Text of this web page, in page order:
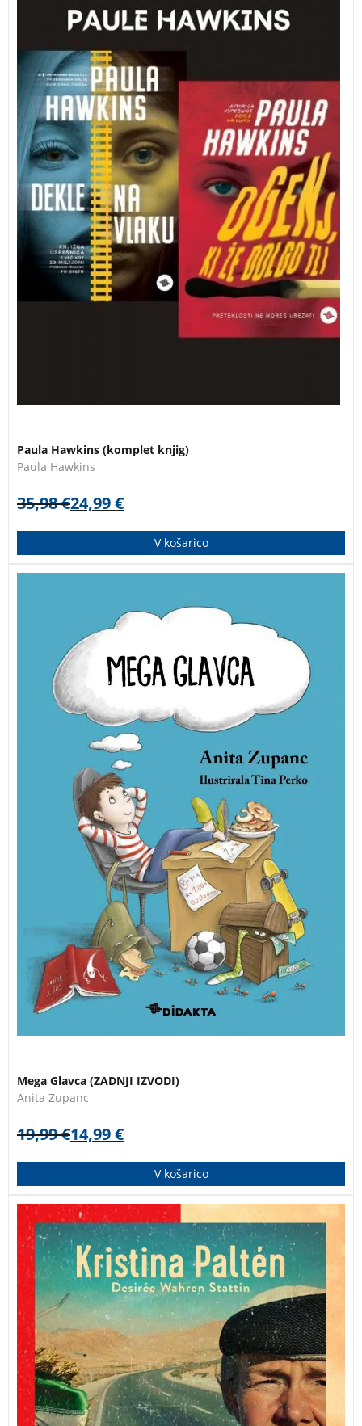
Paula Hawkins (komplet knjig)
Paula Hawkins
35,98€24,99€
V košarico
pravi, da je kar Mega Glavca. Ne prenaša neumnosti,
blesti v logiki, obožuje nogomet, zna opraviti z duhovi,
ima direktorske ideje, verjame, da je odličen kuhar in,
ja, odrasli in njihovi nasveti mu gredo hudo na živce –
čeprav mora včasih priznati, da imajo prav …
Mega Glavca (ZADNJI IZVODI)
Anita Zupanc
19,99€14,99€
V košarico
Kristina Paltén, svetovna rekorderka v teku na tekalni
stezi, se je jeseni leta 2015 odločila preteči Iran, da bi
s tem preizkusila samo sebe in premagala svoje
strahove. Ji kot ženski lahko sami uspe dva meseca
vztrajati na cestah dežele, v kateri je v veljavi šeriatsko
pravo?